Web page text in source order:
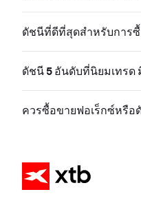
ดัชนีที่ดีที่สุดสำหรับการ
ดัชนี 5 อันดับที่นิยมเทรด
ควรซื้อขายฟอเร็กซ์หรือ